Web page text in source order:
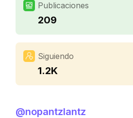
Publicaciones
209
Siguiendo
1.2K
@nopantzlantz